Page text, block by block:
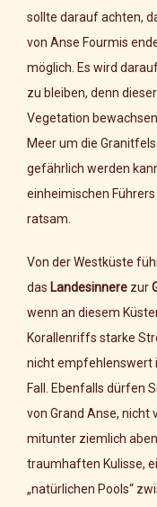
sollte darauf achten,
von Anse Fourmis
möglich. Es wird
zu bleiben, denn
Vegetation
Meer um die
gefährlich werden
einheimischen
ratsam.
Von der Westküste
das Landesinnere zur
wenn an diesem
Korallenriffs starke
nicht empfehlenswert
Fall. Ebenfalls dürfen
von Grand Anse, nicht
mitunter ziemlich
traumhaften Kulisse,
„natürlichen Pools“